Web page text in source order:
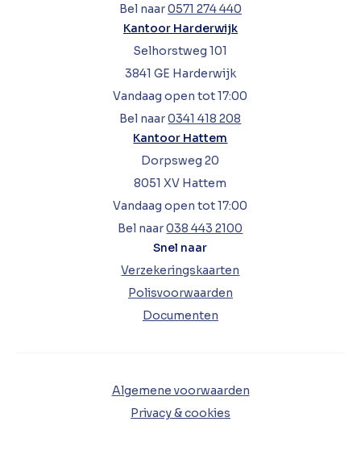
Bel naar0571 274 440
Kantoor Harderwijk
Selhorstweg 101
3841 GE Harderwijk
Vandaag open tot 17:00
Bel naar0341 418 208
Kantoor Hattem
Dorpsweg 20
8051 XV Hattem
Vandaag open tot 17:00
Bel naar038 443 2100
Snel naar
Verzekeringskaarten
Polisvoorwaarden
Documenten
Algemene voorwaarden
Privacy & cookies